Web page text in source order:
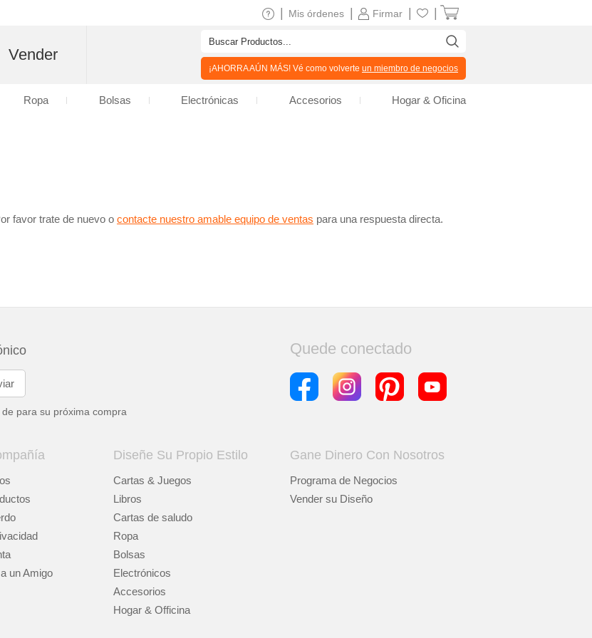
favor trate de nuevo o contacte nuestro amable equipo de ventas para una respuesta directa.
para su próxima compra
Quede conectado
un Amigo
Diseñe Su Propio Estilo
Cartas & Juegos
Libros
Cartas de saludo
Ropa
Bolsas
Electrónicos
Accesorios
Hogar & Officina
Gane Dinero Con Nosotros
Programa de Negocios
Vender su Diseño
Firmar
Mis órdenes
Vender
¡AHORRA AÚN MÁS! Vé como volverte un miembro de negocios
Ropa Bolsas Electrónicas Accesorios Hogar & Oficina